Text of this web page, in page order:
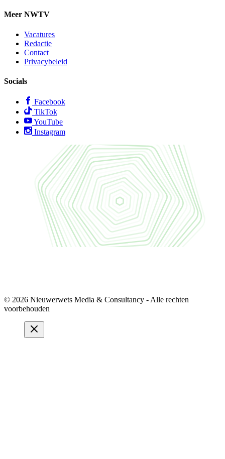
Meer NWTV
Vacatures
Redactie
Contact
Privacybeleid
Socials
Facebook
TikTok
YouTube
Instagram
© 2026 Nieuwerwets Media & Consultancy - Alle rechten
voorbehouden